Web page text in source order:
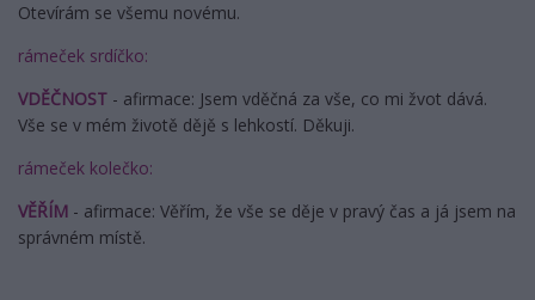
Otevírám se všemu novému.
rámeček srdíčko:
VDĚČNOST - afirmace: Jsem vděčná za vše, co mi žvot dává.
Vše se v mém životě dějě s lehkostí. Děkuji.
rámeček kolečko:
VĚŘÍM - afirmace: Věřím, že vše se děje v pravý čas a já jsem na
správném místě.